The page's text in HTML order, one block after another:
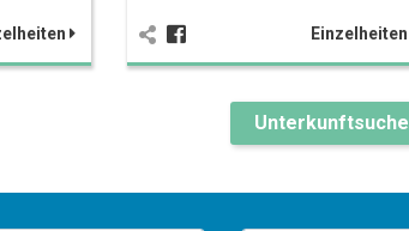
Einzelheiten
Unterkunftsuche